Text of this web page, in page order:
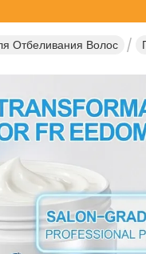
Отбеливания Волос